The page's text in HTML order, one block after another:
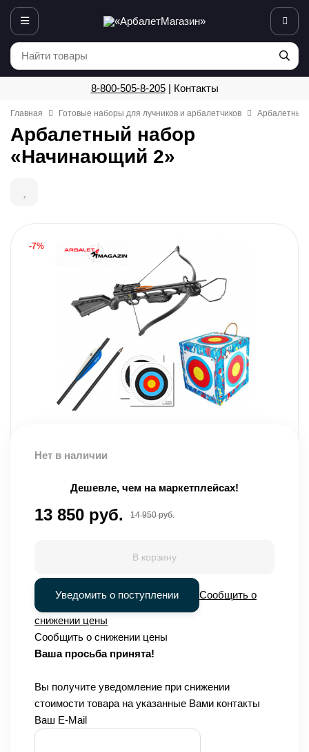
8-800-505-8-205| Контакты
Главная Готовые наборы для лучников и арбалетчиков
Арбалетный набор
«Начинающий 2»
-7%
Нет в наличии
Дешевле, чем на маркетплейсах!
13 850 руб. 14 950 руб.
В корзину
Уведомить о поступлении Сообщить о
снижении цены
Сообщить о снижении цены
Ваша просьба принята!
Вы получите уведомление при снижении
стоимости товара на указанные Вами контакты
Ваш E-Mail